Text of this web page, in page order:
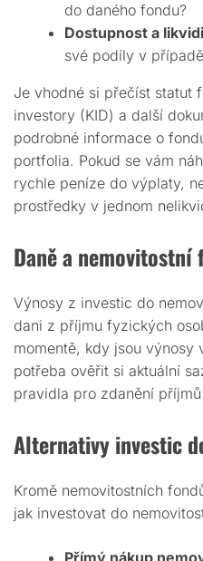
do daného fondu?
Dostupnost a
své podíly v
Je vhodné si přečíst statut
investory (KID) a další
podrobné informace o
portfolia. Pokud se vám
rychle peníze do výplaty,
prostředky v jednom
Daně a nemovitostní
Výnosy z investic do
dani z příjmu fyzických
momentě, kdy jsou
potřeba ověřit si aktuální
pravidla pro zdanění
Alternativy investic
Kromě nemovitostních
jak investovat do
Přímý nákup